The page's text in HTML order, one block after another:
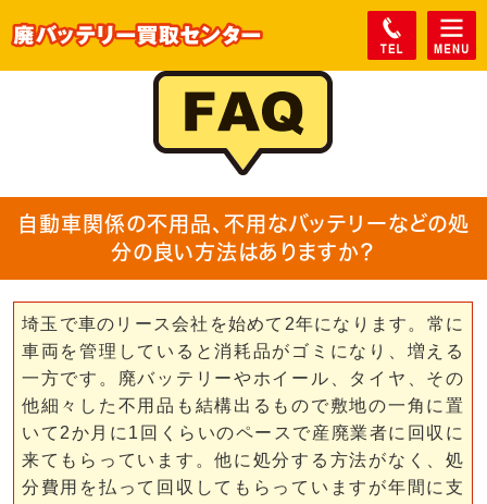
自動車関係の不用品、不用なバッテリーなどの処
分の良い方法はありますか？
埼玉で車のリース会社を始めて2年になります。常に
車両を管理していると消耗品がゴミになり、増える
一方です。廃バッテリーやホイール、タイヤ、その
他細々した不用品も結構出るもので敷地の一角に置
いて2か月に1回くらいのペースで産廃業者に回収に
来てもらっています。他に処分する方法がなく、処
分費用を払って回収してもらっていますが年間に支